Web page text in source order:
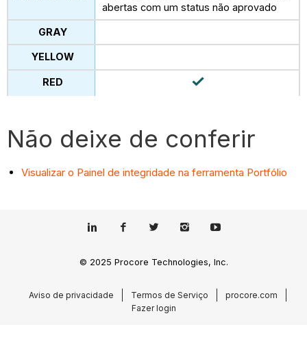
abertas com um status não aprovado
Não deixe de conferir
Visualizar o Painel de integridade na ferramenta Portfólio
© 2025 Procore Technologies, Inc.
Aviso de privacidade Termos de Serviço
procore.com
Fazer login